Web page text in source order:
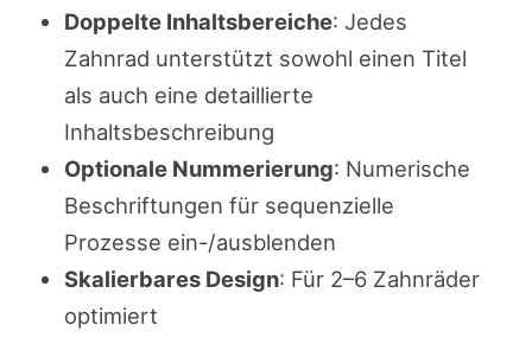
Doppelte Inhaltsbereiche: Jedes
Zahnrad unterstützt sowohl einen Titel
als auch eine detaillierte
Inhaltsbeschreibung
Optionale Nummerierung: Numerische
Beschriftungen für sequenzielle
Prozesse ein-/ausblenden
Skalierbares Design: Für 2–6 Zahnräder
optimiert